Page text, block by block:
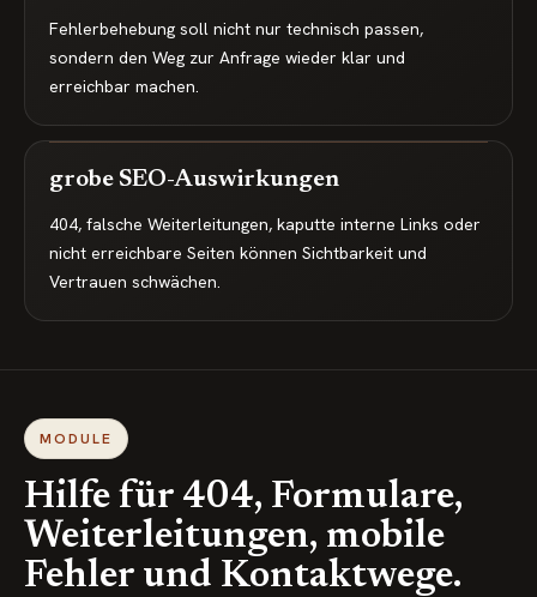
Fehlerbehebung soll nicht nur technisch passen,
sondern den Weg zur Anfrage wieder klar und
erreichbar machen.
grobe SEO-Auswirkungen
404, falsche Weiterleitungen, kaputte interne Links oder
nicht erreichbare Seiten können Sichtbarkeit und
Vertrauen schwächen.
MODULE
Hilfe für 404, Formulare,
Weiterleitungen, mobile
Fehler und Kontaktwege.